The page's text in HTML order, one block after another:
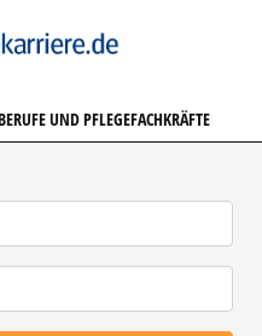
UND PFLEGEFACHKRÄFTE